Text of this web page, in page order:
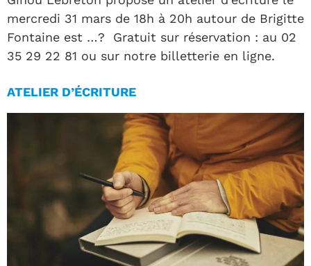
mercredi 31 mars de 18h à 20h autour de Brigitte
Fontaine est …? Gratuit sur réservation : au 02
35 29 22 81 ou sur notre billetterie en ligne.
ATELIER D’ÉCRITURE